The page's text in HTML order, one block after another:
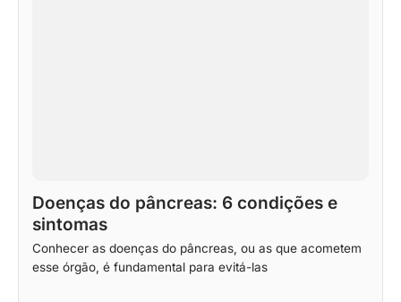
Doenças do pâncreas: 6 condições e
sintomas
Conhecer as doenças do pâncreas, ou as que acometem
esse órgão, é fundamental para evitá-las